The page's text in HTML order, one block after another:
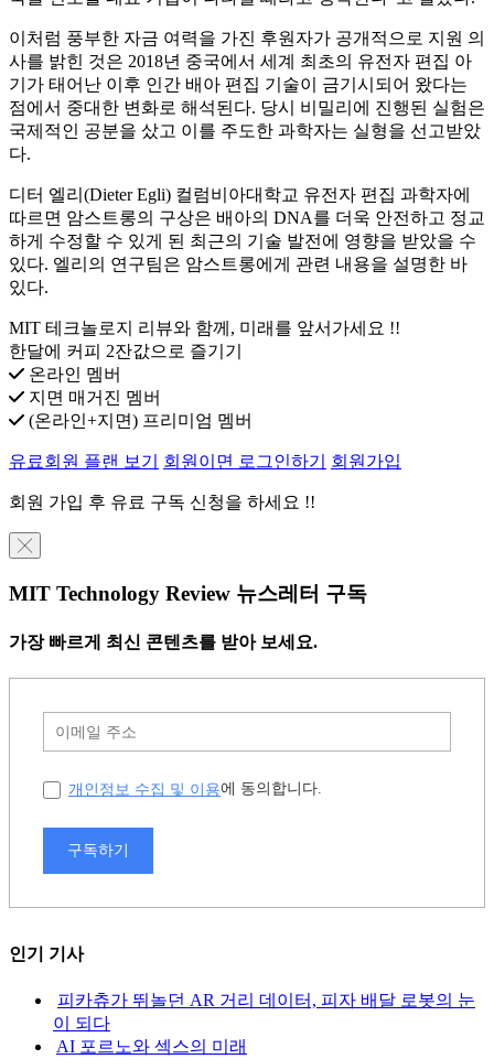
이처럼 풍부한 자금 여력을 가진 후원자가 공개적으로 지원 의
사를 밝힌 것은 2018년 중국에서 세계 최초의 유전자 편집 아
기가 태어난 이후 인간 배아 편집 기술이 금기시되어 왔다는
점에서 중대한 변화로 해석된다. 당시 비밀리에 진행된 실험은
국제적인 공분을 샀고 이를 주도한 과학자는 실형을 선고받았
다.
디터 엘리(Dieter Egli) 컬럼비아대학교 유전자 편집 과학자에
따르면 암스트롱의 구상은 배아의 DNA를 더욱 안전하고 정교
하게 수정할 수 있게 된 최근의 기술 발전에 영향을 받았을 수
있다. 엘리의 연구팀은 암스트롱에게 관련 내용을 설명한 바
있다.
MIT 테크놀로지 리뷰와 함께, 미래를 앞서가세요 !!
한달에 커피 2잔값으로 즐기기
온라인 멤버
지면 매거진 멤버
(온라인+지면) 프리미엄 멤버
유료회원 플랜 보기 회원이면 로그인하기 회원가입
회원 가입 후 유료 구독 신청을 하세요 !!
╳
MIT Technology Review 뉴스레터 구독
가장 빠르게 최신 콘텐츠를 받아 보세요.
개인정보 수집 및 이용에 동의합니다.
구독하기
인기 기사
피카츄가 뛰놀던 AR 거리 데이터, 피자 배달 로봇의 눈
이 되다
AI 포르노와 섹스의 미래